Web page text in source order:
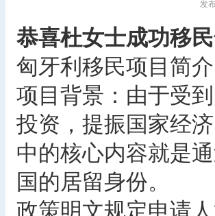
发
恭喜杜女士成功移
匈牙利移民项目简介
项目背景：由于受
投资，提振国家经
中的核心内容就是
国的居留身份。
政策明文规定申请